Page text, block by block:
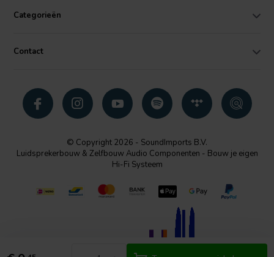
Categorieën
Contact
© Copyright 2026 - SoundImports B.V.
Luidsprekerbouw & Zelfbouw Audio Componenten - Bouw je eigen
Hi-Fi Systeem